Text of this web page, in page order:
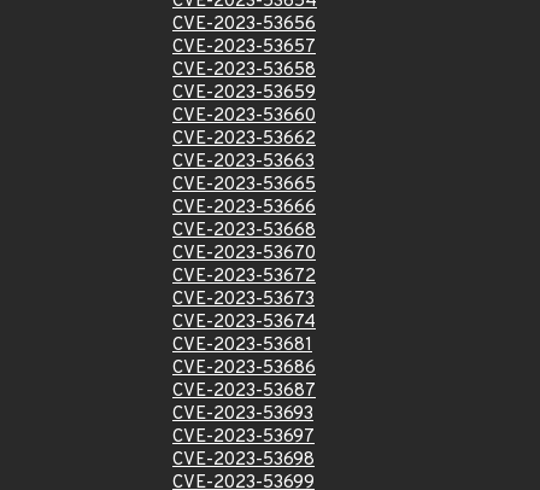
CVE-2023-53656
CVE-2023-53657
CVE-2023-53658
CVE-2023-53659
CVE-2023-53660
CVE-2023-53662
CVE-2023-53663
CVE-2023-53665
CVE-2023-53666
CVE-2023-53668
CVE-2023-53670
CVE-2023-53672
CVE-2023-53673
CVE-2023-53674
CVE-2023-53681
CVE-2023-53686
CVE-2023-53687
CVE-2023-53693
CVE-2023-53697
CVE-2023-53698
CVE-2023-53699